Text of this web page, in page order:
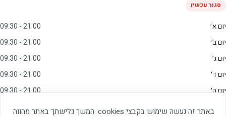
באתר זה נעשה שימוש בקבצי cookies. המשך גלישתך באתר מהווה
סגור עכשיו
יום א׳
09:30 - 21:00
יום ב׳
09:30 - 21:00
יום ג׳
09:30 - 21:00
יום ד׳
09:30 - 21:00
יום ה׳
09:30 - 21:00
09:00 - 15:00